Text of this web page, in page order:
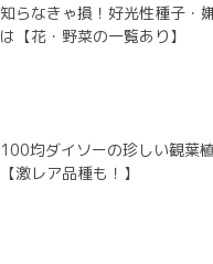
知らなきゃ損！好光性種子・
は【花・野菜の一覧あり】
100均ダイソーの珍しい観葉
【激レア品種も！】